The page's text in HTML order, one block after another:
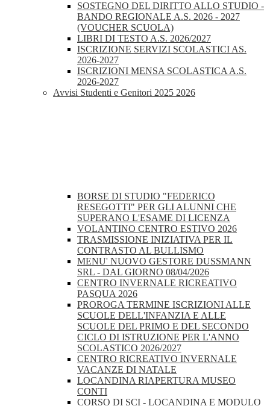
SOSTEGNO DEL DIRITTO ALLO STUDIO -
BANDO REGIONALE A.S. 2026 - 2027
(VOUCHER SCUOLA)
LIBRI DI TESTO A.S. 2026/2027
ISCRIZIONE SERVIZI SCOLASTICI AS.
2026-2027
ISCRIZIONI MENSA SCOLASTICA A.S.
2026-2027
Avvisi Studenti e Genitori 2025 2026
BORSE DI STUDIO "FEDERICO
RESEGOTTI" PER GLI ALUNNI CHE
SUPERANO L'ESAME DI LICENZA
VOLANTINO CENTRO ESTIVO 2026
TRASMISSIONE INIZIATIVA PER IL
CONTRASTO AL BULLISMO
MENU' NUOVO GESTORE DUSSMANN
SRL - DAL GIORNO 08/04/2026
CENTRO INVERNALE RICREATIVO
PASQUA 2026
PROROGA TERMINE ISCRIZIONI ALLE
SCUOLE DELL'INFANZIA E ALLE
SCUOLE DEL PRIMO E DEL SECONDO
CICLO DI ISTRUZIONE PER L'ANNO
SCOLASTICO 2026/2027
CENTRO RICREATIVO INVERNALE
VACANZE DI NATALE
LOCANDINA RIAPERTURA MUSEO
CONTI
CORSO DI SCI - LOCANDINA E MODULO